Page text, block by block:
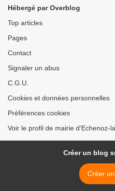
Hébergé par Overblog
Top articles
Pages
Contact
Signaler un abus
C.G.U.
Cookies et données personnelles
Préférences cookies
Voir le profil de mairie d'Echenoz-
Créer un blog
Créer